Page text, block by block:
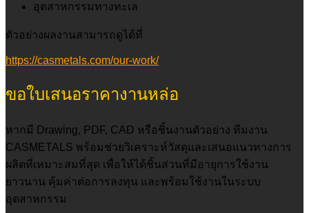
อุตสาหกรรมทางทะเล
ตัวอย่างผลงานสามารถดูได้ที่
https://casmetals.com/our-work/
ขอใบเสนอราคางานหล่อ
หากมี Drawing, PDF, CAD หรือชิ้นงานตัวอย่าง ทีมงาน
CASMETALS พร้อมช่วยวิเคราะห์วัสดุและเสนอแนวทางการ
ผลิตที่เหมาะสมที่สุด เพื่อให้ได้ชิ้นส่วนที่มีอายุการใช้งาน
ยาวนาน คุ้มค่าต่อการลงทุน และพร้อมใช้งานในระบบ
อุตสาหกรรม